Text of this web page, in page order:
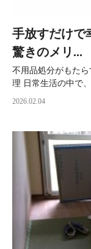
手放すだけで
驚きのメリ...
不用品処分がもた
理 日常生活の中で
2026.02.04